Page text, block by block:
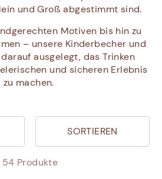
und Groß abgestimmt sind.
Motiven bis hin zu
– unsere Kinderbecher und
ausgelegt, das Trinken
und sicheren Erlebnis
zu machen.
SORTIEREN
54 Produkte